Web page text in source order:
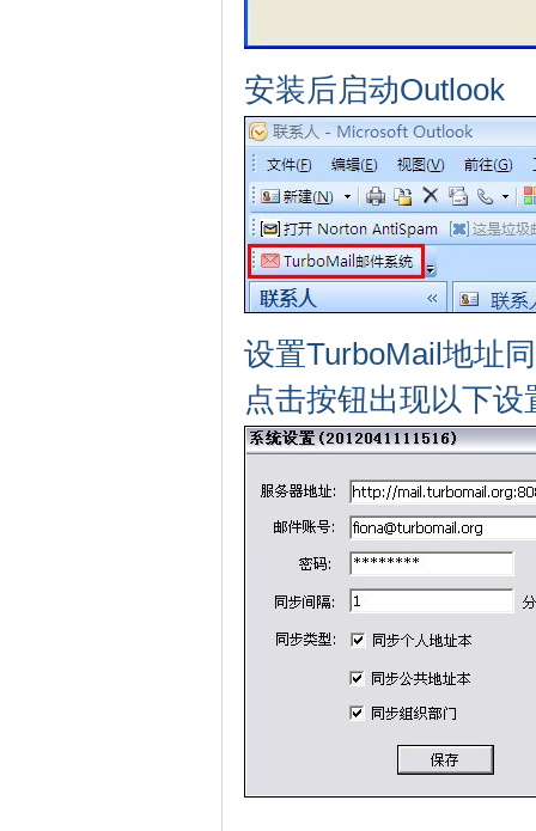
安装后启动Outlook
设置TurboMail地址
点击按钮出现以下设